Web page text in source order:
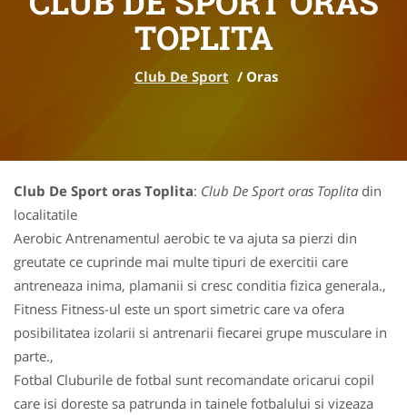
TOPLITA
Club De Sport / Oras
Club De Sport oras Toplita: Club De Sport oras Toplita din
localitatile
Aerobic Antrenamentul aerobic te va ajuta sa pierzi din
greutate ce cuprinde mai multe tipuri de exercitii care
antreneaza inima, plamanii si cresc conditia fizica generala.,
Fitness Fitness-ul este un sport simetric care va ofera
posibilitatea izolarii si antrenarii fiecarei grupe musculare in
parte.,
Fotbal Cluburile de fotbal sunt recomandate oricarui copil
care isi doreste sa patrunda in tainele fotbalului si vizeaza